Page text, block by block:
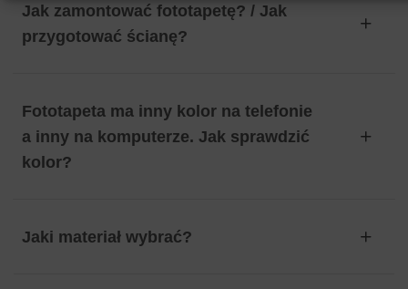
Jak zamontować fototapetę? / Jak
przygotować ścianę?
Fototapeta ma inny kolor na telefonie
a inny na komputerze. Jak sprawdzić
kolor?
Jaki materiał wybrać?